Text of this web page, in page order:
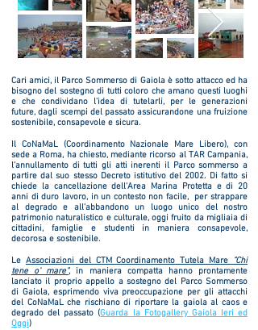
Cari amici, il Parco Sommerso di Gaiola è sotto attacco ed ha
bisogno del sostegno di tutti coloro che amano questi luoghi
e che condividano l'idea di tutelarli, per le generazioni
future, dagli scempi del passato assicurandone una fruizione
sostenibile, consapevole e sicura.
Il CoNaMaL (Coordinamento Nazionale Mare Libero), con
sede a Roma, ha chiesto, mediante ricorso al TAR Campania,
l'annullamento di tutti gli atti inerenti il Parco sommerso a
partire dal suo stesso Decreto istitutivo del 2002. Di fatto si
chiede la cancellazione dell'Area Marina Protetta e di 20
anni di duro lavoro, in un contesto non facile, per strappare
al degrado e all'abbandono un luogo unico del nostro
patrimonio naturalistico e culturale, oggi fruito da migliaia di
cittadini, famiglie e studenti in maniera consapevole,
decorosa e sostenibile.
Le Associazioni del CTM Coordinamento Tutela Mare
"Chi
tene o' mare", in maniera compatta hanno prontamente
lanciato il proprio appello a sostegno del Parco Sommerso
di Gaiola, esprimendo viva preoccupazione per gli attacchi
del CoNaMaL che rischiano di riportare la gaiola al caos e
degrado del passato (Guarda la Fotogallery Gaiola Ieri ed
Oggi)